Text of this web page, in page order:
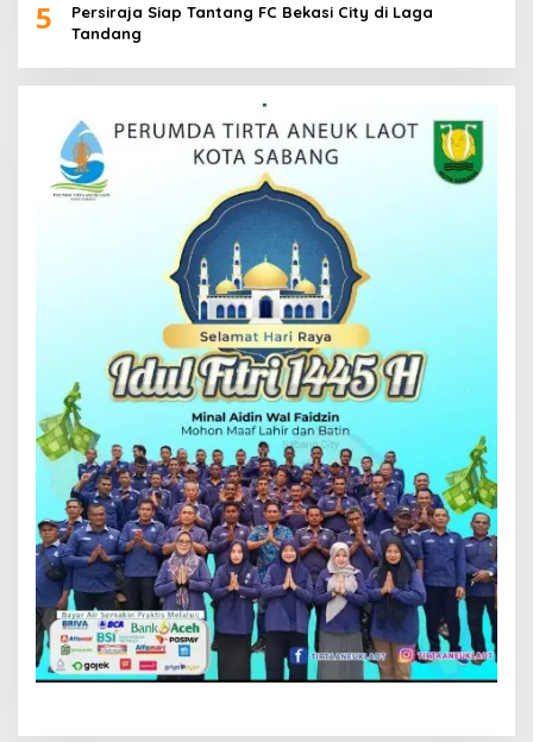
5
Persiraja Siap Tantang FC Bekasi City di Laga
Tandang